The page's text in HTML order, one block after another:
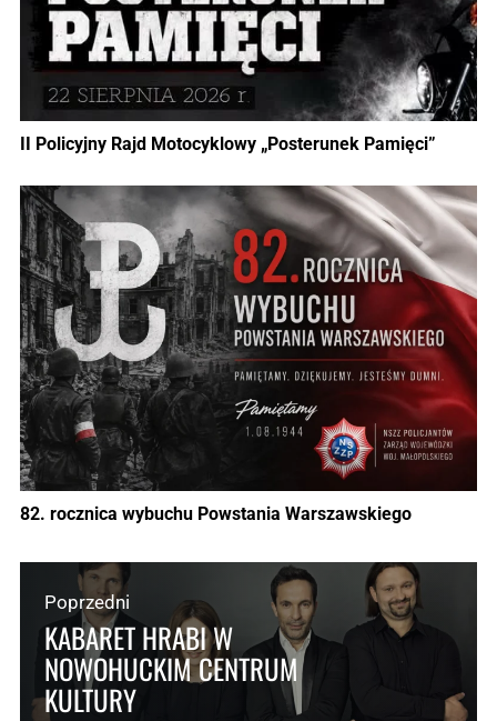
II Policyjny Rajd Motocyklowy „Posterunek Pamięci”
82. rocznica wybuchu Powstania Warszawskiego
Poprzedni
KABARET HRABI W
NOWOHUCKIM CENTRUM
KULTURY